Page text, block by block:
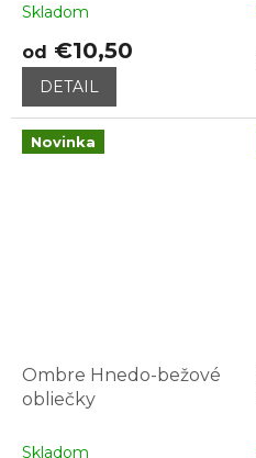
Skladom
od €10,50
DETAIL
Novinka
Ombre Hnedo-bežové
obliečky
Skladom